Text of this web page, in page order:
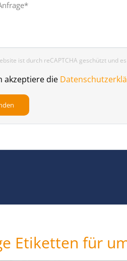
ist durch reCAPTCHA geschützt und
akzeptiere die
Etiketten für